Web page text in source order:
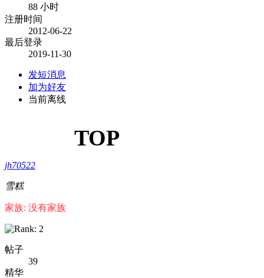
88 小时
注册时间
2012-06-22
最后登录
2019-11-30
发短消息
加为好友
当前离线
TOP
jh70522
雪糕
家族: 没有家族
帖子
39
精华